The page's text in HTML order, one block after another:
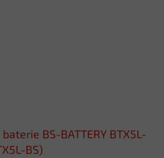
BS-BATTERY BTX5L-
BS)